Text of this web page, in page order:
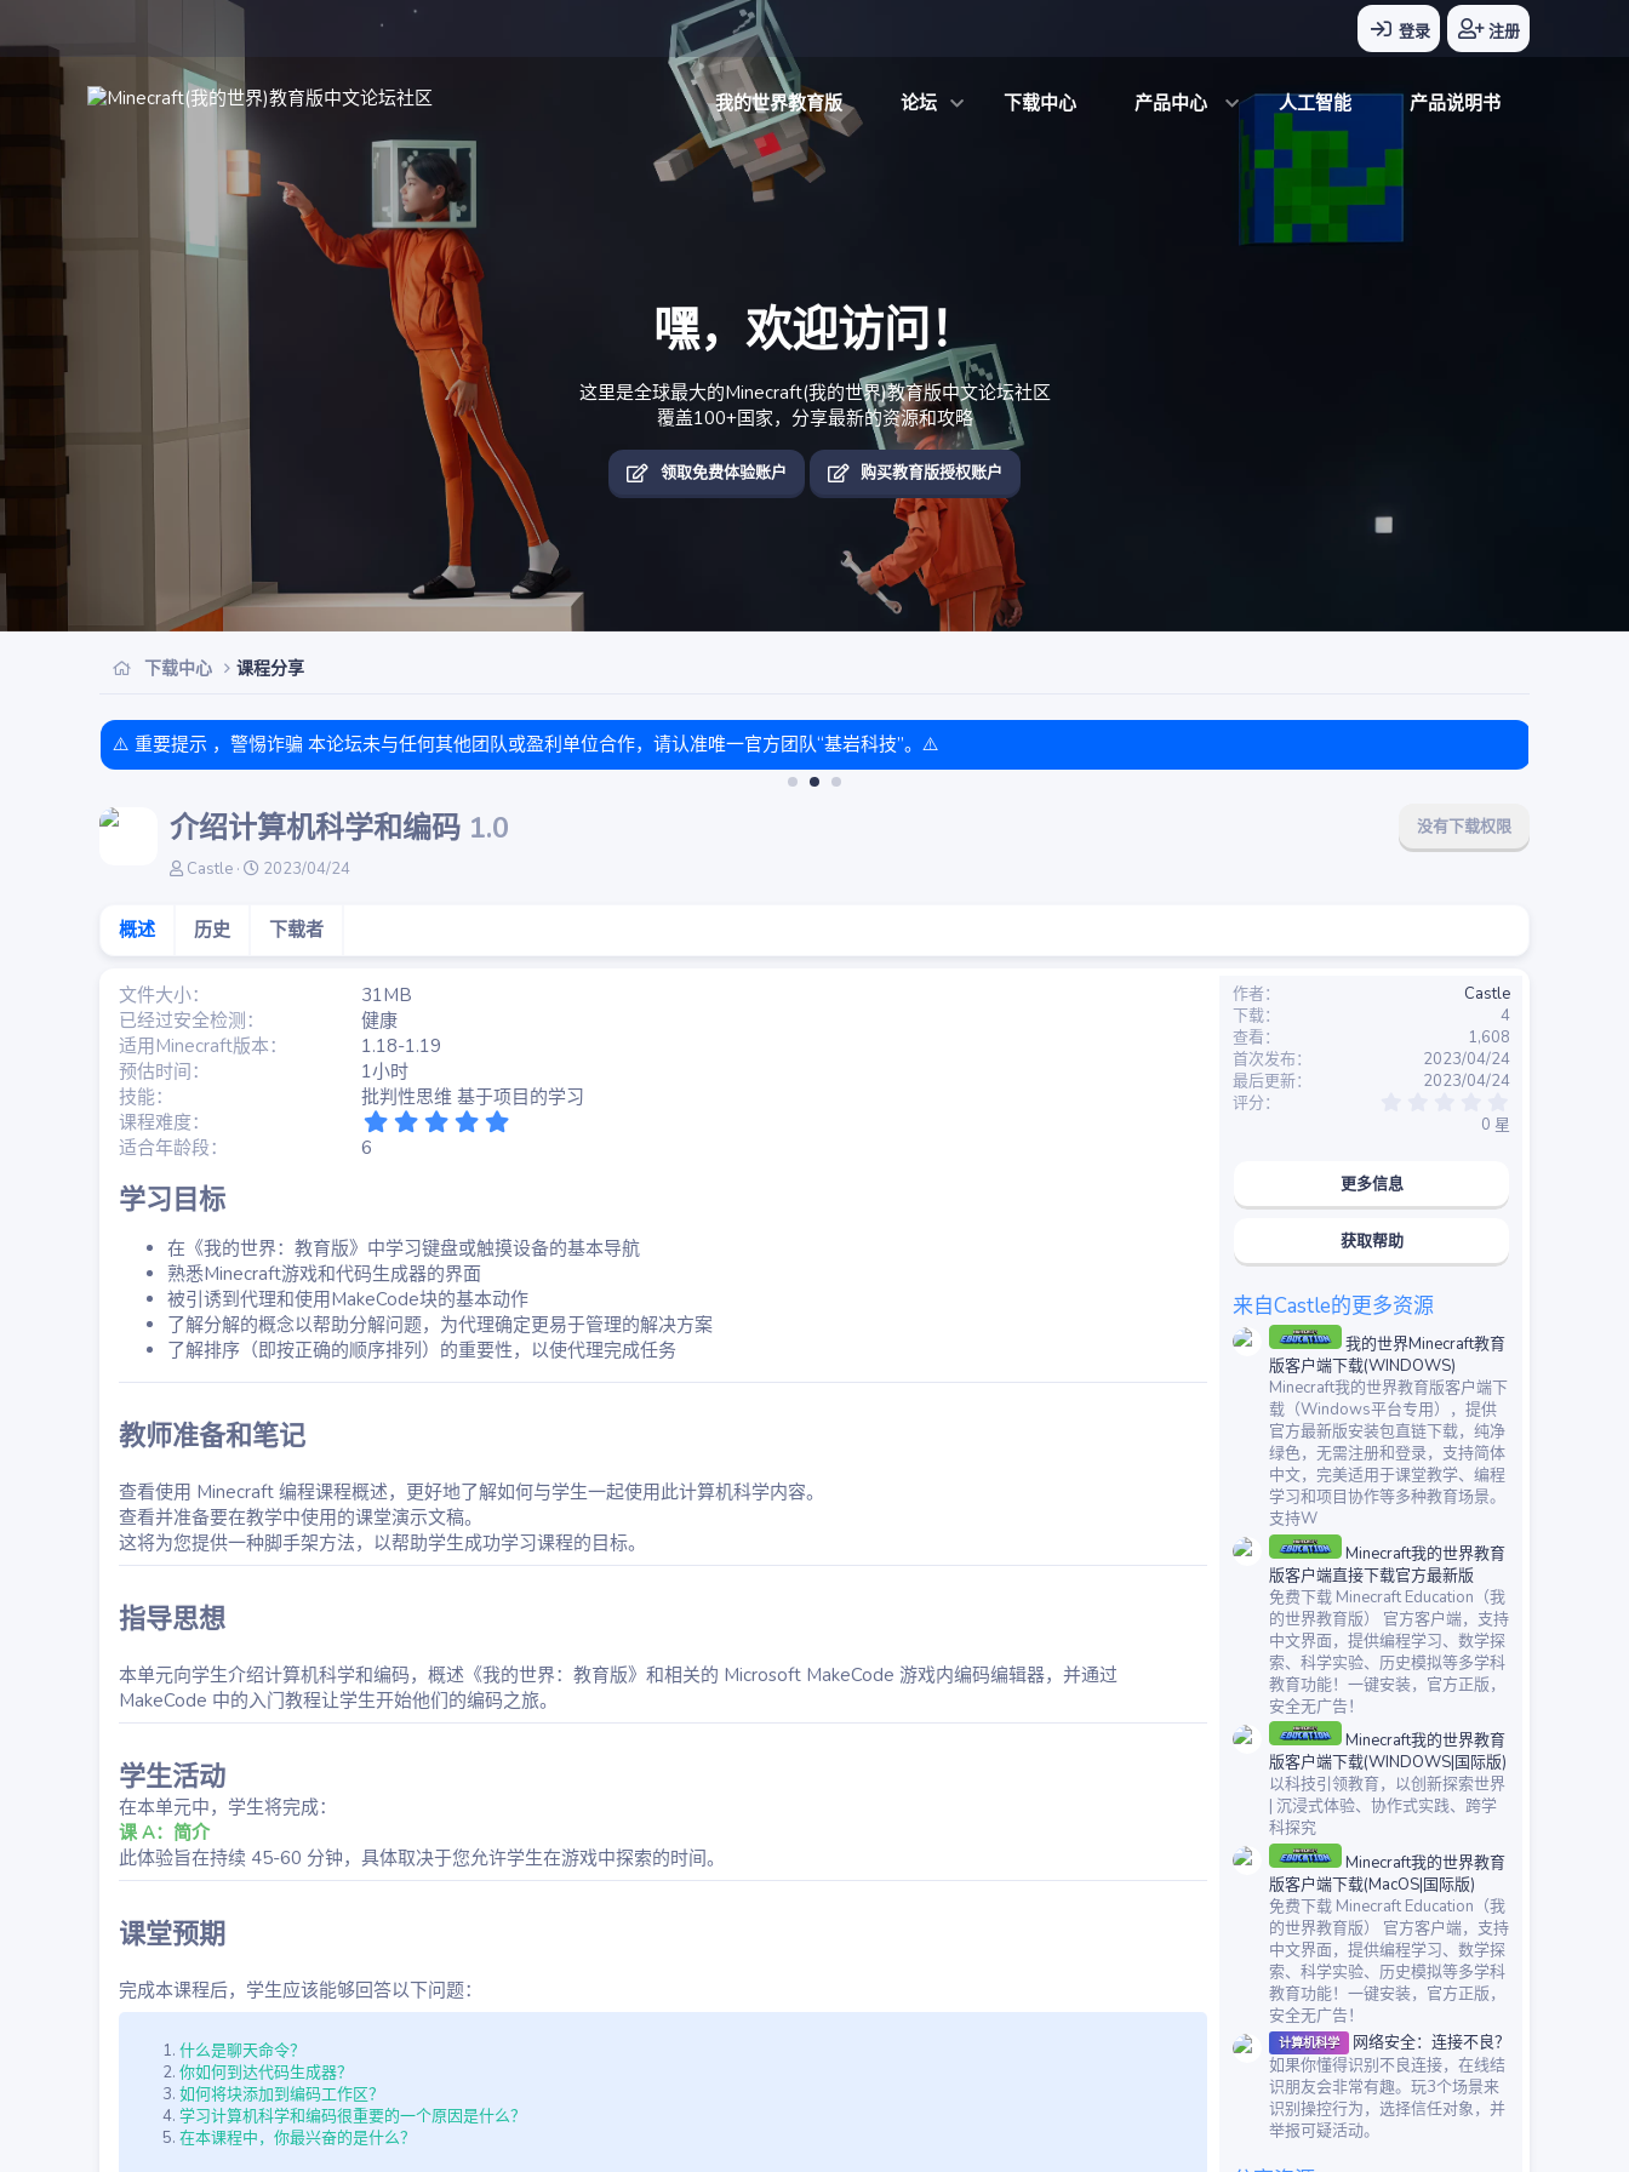
登录 注册
我的世界教育版 论坛 下载中心 产品中心 人工智能 产品说明书
嘿，欢迎访问！
这里是全球最大的Minecraft(我的世界)教育版中文论坛社区
覆盖100+国家，分享最新的资源和攻略
领取免费体验账户 购买教育版授权账户
下载中心 课程分享
⚠️ 重要提示 ，警惕诈骗 本论坛未与任何其他团队或盈利单位合作，请认准唯一官方团队“基岩科技”。⚠️
介绍计算机科学和编码 1.0
没有下载权限
作
Castle
创
期
2023/04/24
概述 历史 下载者
文件大小
31MB
已经过安全检测
健康
适用Minecraft版本
1.18-1.19
预估时间
1小时
技能
批判性思维 基于项目的学习
课程难度
适合年龄段 6
学习目标
在《我的世界：教育版》中学习键盘或触摸设备的基本导航
熟悉Minecraft游戏和代码生成器的界面
被引诱到代理和使用MakeCode块的基本动作
了解分解的概念以帮助分解问题，为代理确定更易于管理的解决方案
了解排序（即按正确的顺序排列）的重要性，以使代理完成任务
教师准备和笔记
查看使用 Minecraft 编程课程概述，更好地了解如何与学生一起使用此计算机科学内容。
查看并准备要在教学中使用的课堂演示文稿。
这将为您提供一种脚手架方法，以帮助学生成功学习课程的目标。
指导思想
本单元向学生介绍计算机科学和编码，概述《我的世界：教育版》和相关的 Microsoft MakeCode 游戏内编码编辑器，并通过
MakeCode 中的入门教程让学生开始他们的编码之旅。
学生活动
在本单元中，学生将完成：
课 A：简介
此体验旨在持续 45-60 分钟，具体取决于您允许学生在游戏中探索的时间。
课堂预期
完成本课程后，学生应该能够回答以下问题：
什么是聊天命令？
你如何到达代码生成器？
如何将块添加到编码工作区？
学习计算机科学和编码很重要的一个原因是什么？
在本课程中，你最兴奋的是什么？
作者
Castle
下载
4
查看
1,608
首次发布
2023/04/24
最后更新
2023/04/24
评分
0 星
更多信息
获取帮助
来自Castle的更多资源
我的世界Minecraft教育
版客户端下载(WINDOWS)
Minecraft我的世界教育版客户端下
载（Windows平台专用），提供
官方最新版安装包直链下载，纯净
绿色，无需注册和登录，支持简体
中文，完美适用于课堂教学、编程
学习和项目协作等多种教育场景。
支持W
Minecraft我的世界教育
版客户端直接下载官方最新版
免费下载 Minecraft Education（我
的世界教育版） 官方客户端，支持
中文界面，提供编程学习、数学探
索、科学实验、历史模拟等多学科
教育功能！一键安装，官方正版，
安全无广告！
Minecraft我的世界教育
版客户端下载(WINDOWS|国际版)
以科技引领教育，以创新探索世界
| 沉浸式体验、协作式实践、跨学
科探究
Minecraft我的世界教育
版客户端下载(MacOS|国际版)
免费下载 Minecraft Education（我
的世界教育版） 官方客户端，支持
中文界面，提供编程学习、数学探
索、科学实验、历史模拟等多学科
教育功能！一键安装，官方正版，
安全无广告！
计算机科学
网络安全：连接不良？
如果你懂得识别不良连接，在线结
识朋友会非常有趣。玩3个场景来
识别操控行为，选择信任对象，并
举报可疑活动。